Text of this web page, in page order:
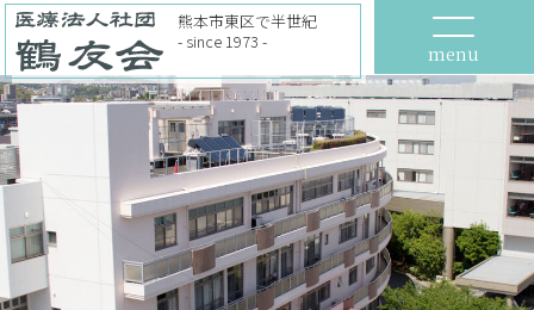
menu
熊本市東区で半世紀
- since 1973 -